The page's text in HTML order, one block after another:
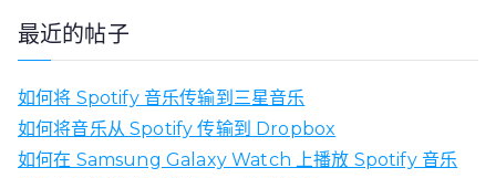
最近的帖子
如何将 Spotify 音乐传输到三星音乐
如何将音乐从 Spotify 传输到 Dropbox
如何在 Samsung Galaxy Watch 上播放 Spotify 音乐